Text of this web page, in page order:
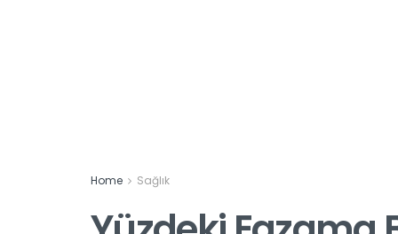
Home Sağlık